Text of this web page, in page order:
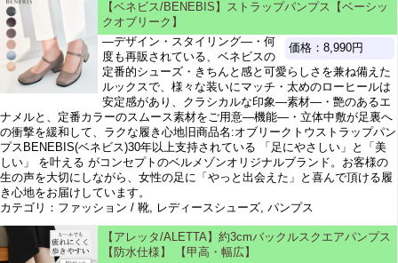
【ベネビス/BENEBIS】ストラップパンプス【ベーシッ
クオブリーク】
価格：8,990円
―デザイン・スタイリング―・何
度も再販されている、ベネビスの
定番的シューズ・きちんと感と可愛らしさを兼ね備えた
ルックスで、様々な装いにマッチ・太めのローヒールは
安定感があり、クラシカルな印象―素材―・艶のあるエ
ナメルと、定番カラーのスムース素材をご用意―機能―・立体中敷が足裏へ
の衝撃を緩和して、ラクな履き心地旧商品名:オブリークトウストラップパン
プスBENEBIS(ベネビス)30年以上支持されている 「足にやさしい」と「美
しい」 を叶える がコンセプトのベルメゾンオリジナルブランド。お客様の
生の声を大切にしながら、女性の足に「やっと出会えた」と喜んで頂ける履
き心地をお届けしています。
カテゴリ：ファッション / 靴, レディースシューズ, パンプス
【アレッタ/ALETTA】約3cmバックルスクエアパンプス
【防水仕様】 【甲高・幅広】